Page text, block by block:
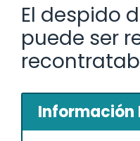
El despido
puede ser